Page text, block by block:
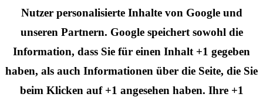
Nutzer personalisierte Inhalte von Google und
unseren Partnern. Google speichert sowohl die
Information, dass Sie für einen Inhalt +1 gegeben
haben, als auch Informationen über die Seite, die Sie
beim Klicken auf +1 angesehen haben. Ihre +1